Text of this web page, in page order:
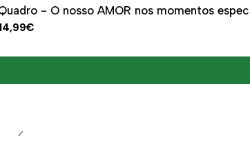
- O nosso AMOR nos momentos